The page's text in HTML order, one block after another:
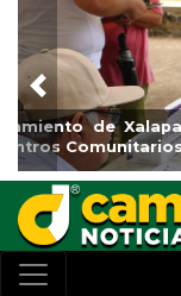
Municipio
el boulevard 5
Previous